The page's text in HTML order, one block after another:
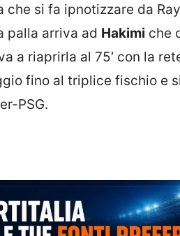
si fa ipnotizzare da
palla arriva ad Hakimi che
a riaprirla al 75′ con la
fino al triplice fischio e
PSG.